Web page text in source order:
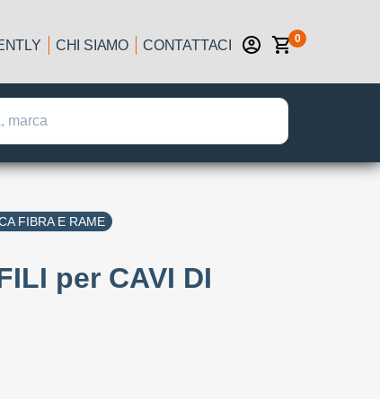
CHI SIAMO CONTATTACI 0
FIBRA E RAME
per CAVI DI